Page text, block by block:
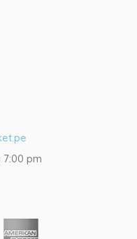
7:00 pm